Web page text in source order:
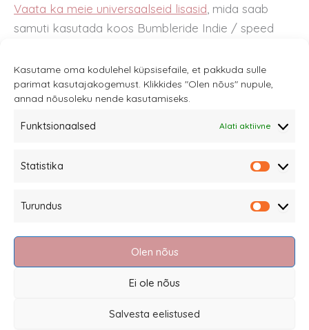
Kasutame oma kodulehel küpsisefaile, et pakkuda sulle
parimat kasutajakogemust. Klikkides "Olen nõus" nupule,
annad nõusoleku nende kasutamiseks.
Funktsionaalsed Alati aktiivne
Statistika
Turundus
Olen nõus
Ei ole nõus
Salvesta eelistused
Vaata ka meie universaalseid lisasid , mida saab
samuti kasutada koos Bumbleride Indie / speed
Müügitingimused
Kauba tagastamine